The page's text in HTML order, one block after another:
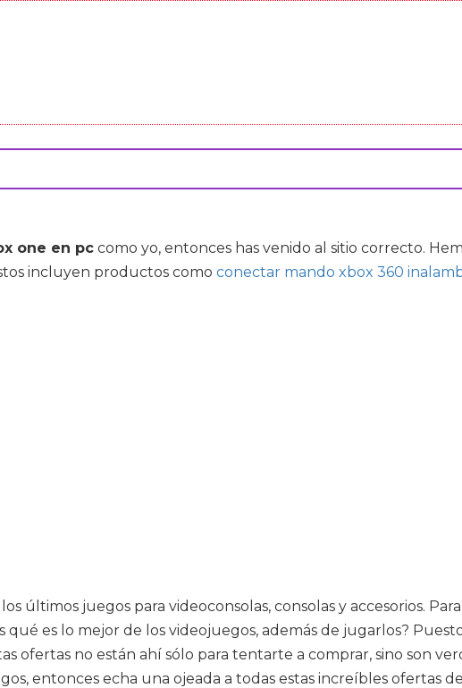
one en pc como yo, entonces has venido al sitio correcto.
incluyen productos como conectar mando xbox 360
últimos juegos para videoconsolas, consolas y accesorios.
qué es lo mejor de los videojuegos, además de jugarlos?
ofertas no están ahí sólo para tentarte a comprar, sino son
entonces echa una ojeada a todas estas increíbles ofertas